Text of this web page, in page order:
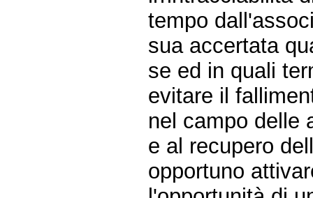
tempo
sua accertata
se ed in quali
evitare il
nel campo delle
e al recupero
opportuno